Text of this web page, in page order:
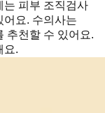
는 피부 조직검사
어요. 수의사는
추천할 수 있어요.
요.